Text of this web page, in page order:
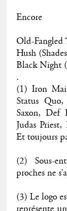
Encore
Old-Fangled
Hush
Black Night
.
(1) Iron
Status
Saxon, Def
Judas
Et toujours
(2) Sous-
proches ne
(3) Le logo